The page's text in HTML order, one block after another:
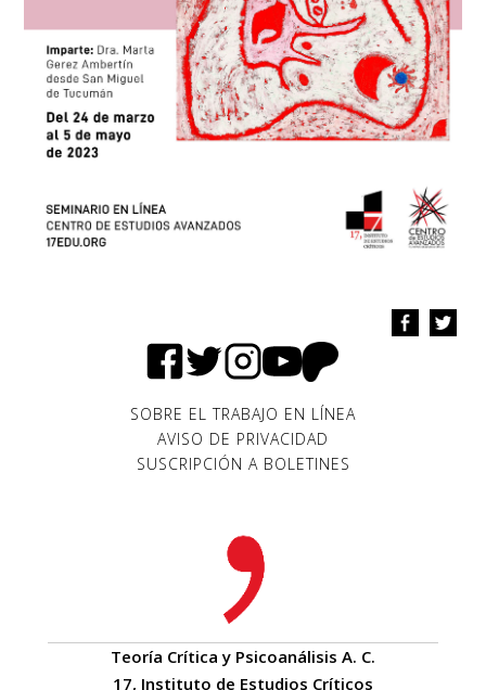
SOBRE EL TRABAJO EN LÍNEA
AVISO DE PRIVACIDAD
SUSCRIPCIÓN A BOLETINES
Teoría Crítica y Psicoanálisis A. C.
17, Instituto de Estudios Críticos